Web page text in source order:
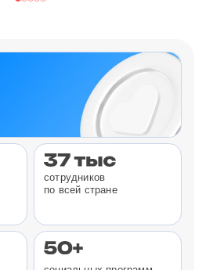
сотрудников
по всей стране